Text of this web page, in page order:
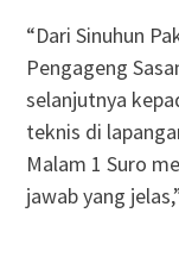
“Dari Sinuhun
Pengageng
selanjutnya
teknis di
Malam 1 Suro
jawab yang